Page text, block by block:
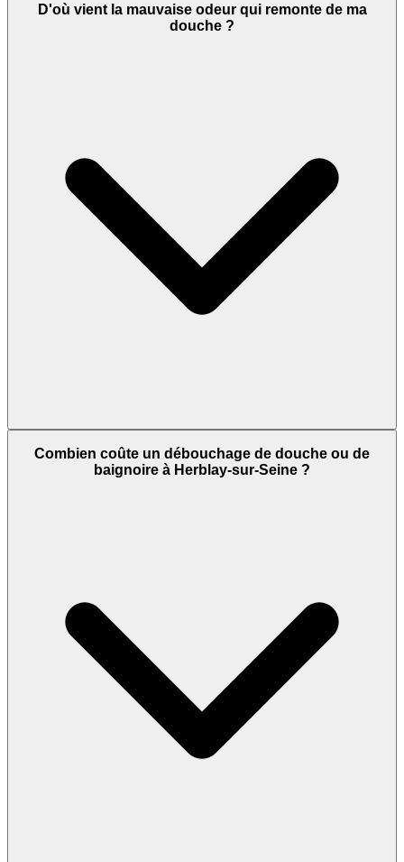
D'où vient la mauvaise odeur qui remonte de ma
douche ?
Combien coûte un débouchage de douche ou de
baignoire à Herblay-sur-Seine ?